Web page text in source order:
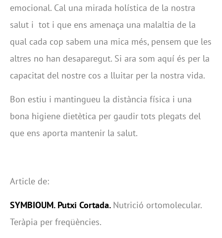
emocional. Cal una mirada holística de la nostra
salut i tot i que ens amenaça una malaltia de la
qual cada cop sabem una mica més, pensem que les
altres no han desaparegut. Si ara som aquí és per la
capacitat del nostre cos a lluitar per la nostra vida.
Bon estiu i mantingueu la distància física i una
bona higiene dietètica per gaudir tots plegats del
que ens aporta mantenir la salut.
Article de:
SYMBIOUM. Putxi Cortada. Nutrició ortomolecular.
Teràpia per freqüències.